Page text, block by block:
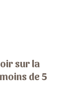
sur la
de 5